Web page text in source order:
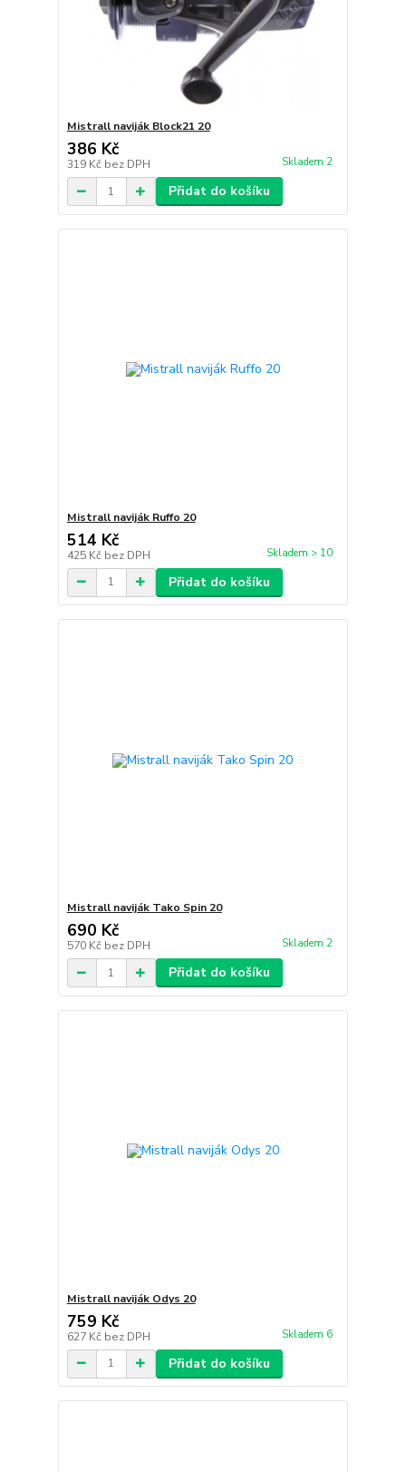
Mistrall naviják Block21 20
386 Kč
319 Kč bez DPH Skladem 2
Přidat do košíku
Mistrall naviják Ruffo 20
514 Kč
425 Kč bez DPH Skladem > 10
Přidat do košíku
Mistrall naviják Tako Spin 20
690 Kč
570 Kč bez DPH Skladem 2
Přidat do košíku
Mistrall naviják Odys 20
759 Kč
627 Kč bez DPH Skladem 6
Přidat do košíku